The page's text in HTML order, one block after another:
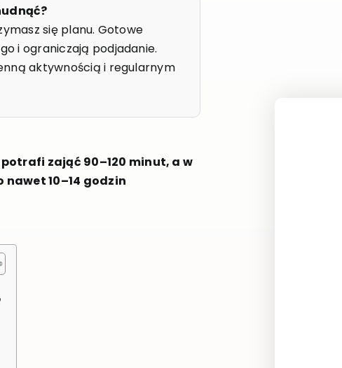
się planu. Gotowe
i ograniczają podjadanie.
aktywnością i regularnym
zająć 90–120 minut, a w
10–14 godzin